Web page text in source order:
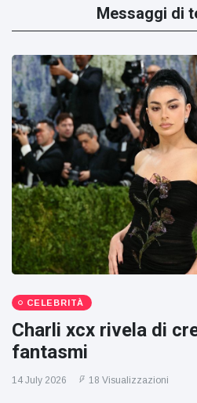
Messaggi di
CELEBRITÀ
Charli xcx rivela di
fantasmi
14 July 2026 18 Visualizzazioni